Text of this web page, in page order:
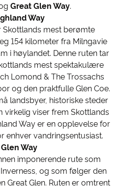
Great Glen Way.
Way
Skottlands mest berømte
154 kilometer fra Milngavie
i høylandet. Denne ruten tar
mest spektakulære
Lomond & The Trossachs
og den praktfulle Glen Coe.
landsbyer, historiske steder
virkelig viser frem Skottlands
Way er en opplevelse for
enhver vandringsentusiast.
Way
imponerende rute som
og som følger den
Great Glen. Ruten er omtrent